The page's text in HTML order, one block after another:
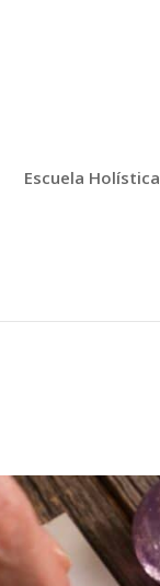
Escuela Holística